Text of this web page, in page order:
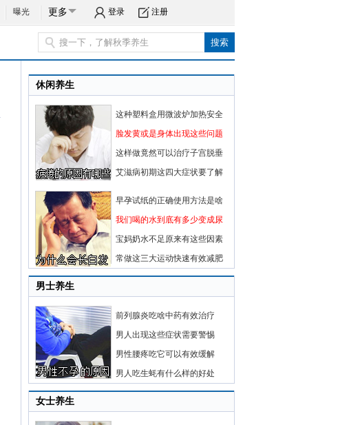
曝光 更多 登录 注册
休闲养生
这种塑料盒用微波炉加热安全
脸发黄或是身体出现这些问题
这样做竟然可以治疗子宫脱垂
艾滋病初期这四大症状要了解
早孕试纸的正确使用方法是啥
我们喝的水到底有多少变成尿
宝妈奶水不足原来有这些因素
常做这三大运动快速有效减肥
男士养生
前列腺炎吃啥中药有效治疗
男人出现这些症状需要警惕
男性腰疼吃它可以有效缓解
男人吃生蚝有什么样的好处
女士养生